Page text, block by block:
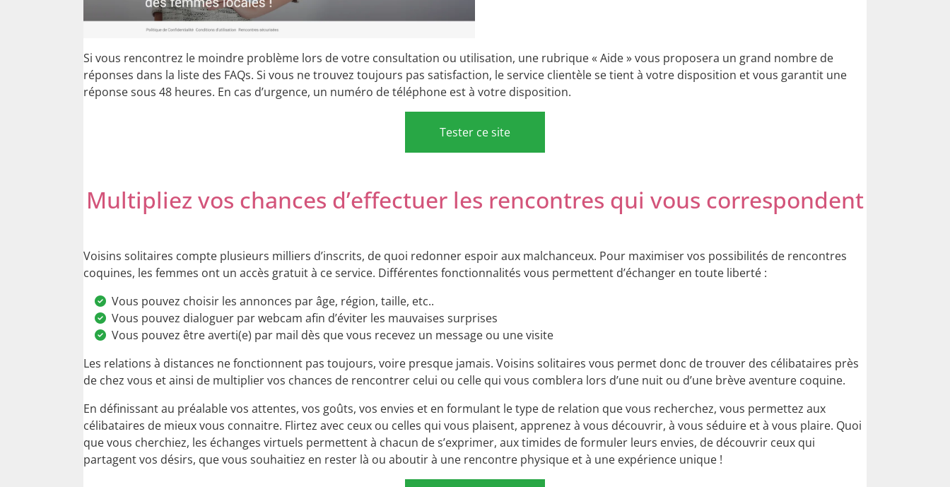
Si vous rencontrez le moindre problème lors de votre consultation ou utilisation, une rubrique « Aide » vous proposera un grand nombre de
réponses dans la liste des FAQs. Si vous ne trouvez toujours pas satisfaction, le service clientèle se tient à votre disposition et vous garantit une
réponse sous 48 heures. En cas d’urgence, un numéro de téléphone est à votre disposition.
Tester ce site
Multipliez vos chances d’effectuer les rencontres qui vous correspondent
Voisins solitaires compte plusieurs milliers d’inscrits, de quoi redonner espoir aux malchanceux. Pour maximiser vos possibilités de rencontres
coquines, les femmes ont un accès gratuit à ce service. Différentes fonctionnalités vous permettent d’échanger en toute liberté :
Vous pouvez choisir les annonces par âge, région, taille, etc..
Vous pouvez dialoguer par webcam afin d’éviter les mauvaises surprises
Vous pouvez être averti(e) par mail dès que vous recevez un message ou une visite
Les relations à distances ne fonctionnent pas toujours, voire presque jamais. Voisins solitaires vous permet donc de trouver des célibataires près
de chez vous et ainsi de multiplier vos chances de rencontrer celui ou celle qui vous comblera lors d’une nuit ou d’une brève aventure coquine.
En définissant au préalable vos attentes, vos goûts, vos envies et en formulant le type de relation que vous recherchez, vous permettez aux
célibataires de mieux vous connaitre. Flirtez avec ceux ou celles qui vous plaisent, apprenez à vous découvrir, à vous séduire et à vous plaire. Quoi
que vous cherchiez, les échanges virtuels permettent à chacun de s’exprimer, aux timides de formuler leurs envies, de découvrir ceux qui
partagent vos désirs, que vous souhaitiez en rester là ou aboutir à une rencontre physique et à une expérience unique !